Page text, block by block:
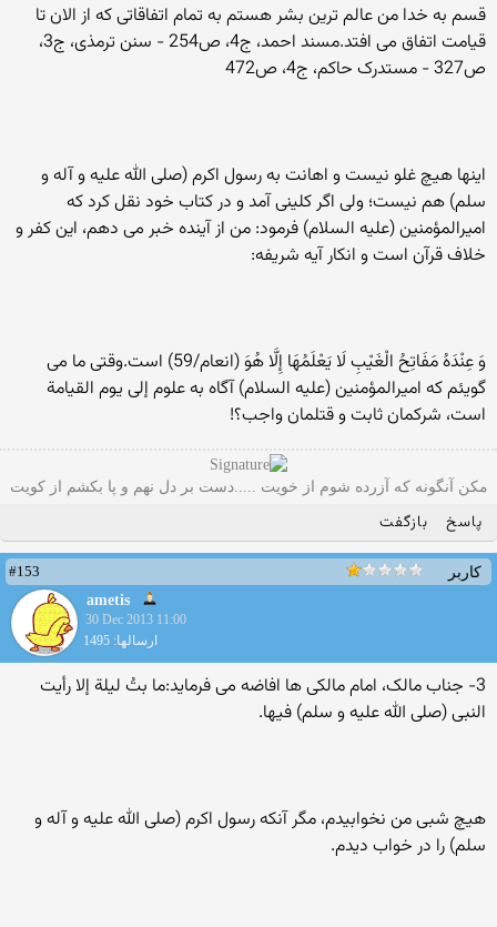
قسم به خدا من عالم ترین بشر هستم به تمام اتفاقاتی که از الان تا
قیامت اتفاق می افتد.مسند احمد، ج4، ص254 - سنن ترمذی، ج3،
ص327 - مستدرک حاکم، ج4، ص472
اینها هیچ غلو نیست و اهانت به رسول اکرم (صلی الله علیه و آله و
سلم) هم نیست؛ ولی اگر کلینی آمد و در کتاب خود نقل کرد که
امیرالمؤمنین (علیه السلام) فرمود: من از آینده خبر می دهم، این کفر و
خلاف قرآن است و انکار آیه شریفه:
وَ عِنْدَهُ مَفَاتِحُ الْغَیْبِ لَا یَعْلَمُهَا إِلَّا هُوَ (انعام/59) است.وقتی ما می
گویئم که امیرالمؤمنین (علیه السلام) آگاه به علوم إلی یوم القیامة
است، شرکمان ثابت و قتلمان واجب؟!
مکن آنگونه که آزرده شوم از خویت .....دست بر دل نهم و پا بکشم از کویت
پاسخ بازگفت
کاربر
#153
ametis
30 Dec 2013 11:00
ارسالها: 1495
3- جناب مالک، ‌امام مالکی ها افاضه می فرماید:ما بتُ لیلة إلا رأیت
النبی (صلی الله علیه و سلم) فیها.
هیچ شبی من نخوابیدم، مگر آنکه رسول اکرم (صلی الله علیه و آله و
سلم) را در خواب دیدم.